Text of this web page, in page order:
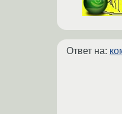
Ответ на: